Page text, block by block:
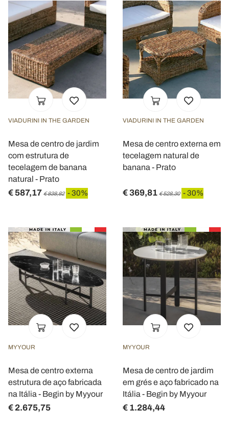
VIADURINI IN THE GARDEN
Mesa de centro de jardim
com estrutura de
tecelagem de banana
natural - Prato
€ 587,17 € 838,82 - 30%
VIADURINI IN THE GARDEN
Mesa de centro externa em
tecelagem natural de
banana - Prato
€ 369,81 € 528,30 - 30%
MYYOUR
Mesa de centro externa
estrutura de aço fabricada
na Itália - Begin by Myyour
€ 2.675,75
MYYOUR
Mesa de centro de jardim
em grés e aço fabricado na
Itália - Begin by Myyour
€ 1.284,44